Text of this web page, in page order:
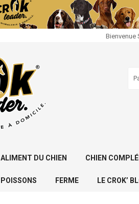
Bienvenue
ALIMENT DU CHIEN CHIEN
POISSONS FERME LE CROK’